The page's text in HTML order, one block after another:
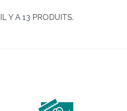
IL Y A 13 PRODUITS.